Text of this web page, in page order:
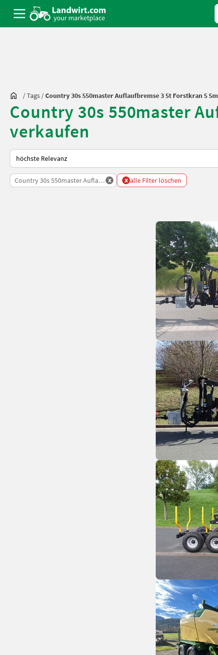
/Tags /Country 30s 550master Auflaufbremse 3 5t Forstkran 5 5m
Country 30s 550master
verkaufen
So wird auf Landwirt.com sortiert
Country 30s 550master Auflaufbremse 3 5t Forstkran 5 5m
x x alle Filter löschen